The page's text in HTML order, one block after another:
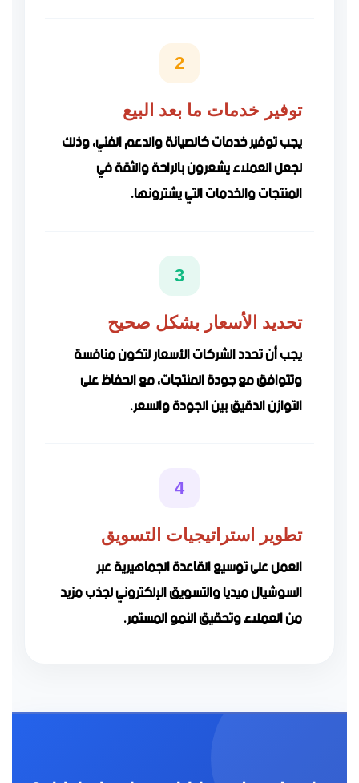
2
توفير خدمات ما بعد البيع
يجب توفير خدمات كالصيانة والدعم الفني، وذلك
لجعل العملاء يشعرون بالراحة والثقة في
المنتجات والخدمات التي يشترونها.
3
تحديد الأسعار بشكل صحيح
يجب أن تحدد الشركات الأسعار لتكون منافسة
وتتوافق مع جودة المنتجات، مع الحفاظ على
التوازن الدقيق بين الجودة والسعر.
4
تطوير استراتيجيات التسويق
العمل على توسيع القاعدة الجماهيرية عبر
السوشيال ميديا والتسويق الإلكتروني لجذب مزيد
من العملاء وتحقيق النمو المستمر.